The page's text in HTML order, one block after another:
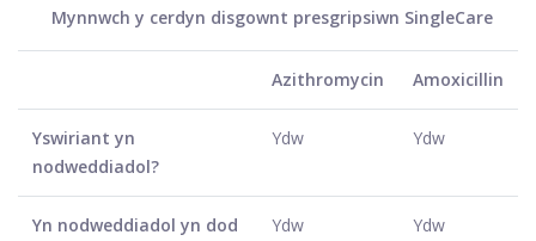
Mynnwch y cerdyn disgownt presgripsiwn SingleCare
Azithromycin Amoxicillin
Yswiriant yn
nodweddiadol?
Ydw Ydw
Yn nodweddiadol yn dod
Ydw Ydw